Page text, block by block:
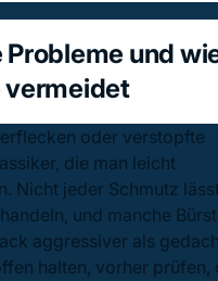
und
vermeidet
oder verstopfte
die man leicht
Nicht jeder Schmutz
und manche
aggressiver als
halten, vorher prüfen,